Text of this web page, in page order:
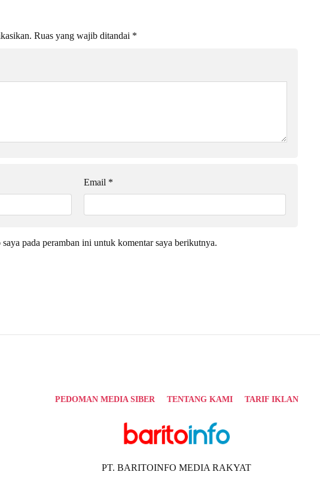
Ruas yang wajib ditandai *
Email *
pada peramban ini untuk komentar saya berikutnya.
PEDOMAN MEDIA SIBER TENTANG KAMI TARIF IKLAN
PT. BARITOINFO MEDIA RAKYAT